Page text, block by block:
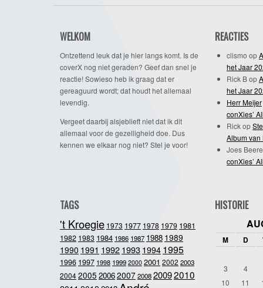
WELKOM
Ontzettend leuk dat je hier langs komt. Is de
coverX nog niet geraden? Geef dan snel je
reactie! Sowieso heb ik graag dat er
gereaguurd wordt; dat houdt het allemaal
levendig.
Vergeet daarbij alsjeblieft niet dat ik dit
allemaal voor de gezelligheid doe. Dus
kennen we elkaar nog niet? Stel je voor!
REACTIES
clismo op
het Jaar
Rick Bop
het Jaar
Herr Meijer
conXies’
Rickop
Album van
Joes
conXies’
TAGS
't Kroegie 1973 1977 1978 1979 1981
1982 1983 1984 1986 1987 1988 1989
1990 1991 19921993 1994 1995
1996 1997 1998 1999 2000 2001 2002 2003
20042005 20062007200820092010
HISTORIE
M D
3
4
10
11